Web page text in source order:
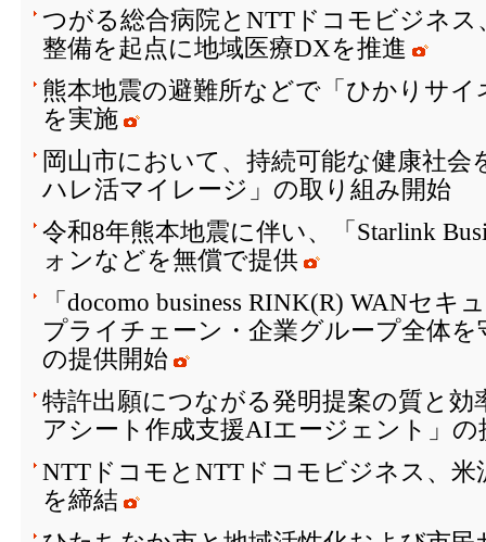
つがる総合病院とNTTドコモビジネ
整備を起点に地域医療DXを推進
熊本地震の避難所などで「ひかりサ
を実施
岡山市において、持続可能な健康社
ハレ活マイレージ」の取り組み開始
令和8年熊本地震に伴い、「Starlink
ォンなどを無償で提供
「docomo business RINK(R) WANセ
プライチェーン・企業グループ全体を
の提供開始
特許出願につながる発明提案の質と効
アシート作成支援AIエージェント」の
NTTドコモとNTTドコモビジネス、米
を締結